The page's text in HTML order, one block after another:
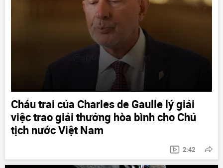
Cháu trai của Charles de Gaulle lý giải
việc trao giải thưởng hòa bình cho Chủ
tịch nước Việt Nam
2:42